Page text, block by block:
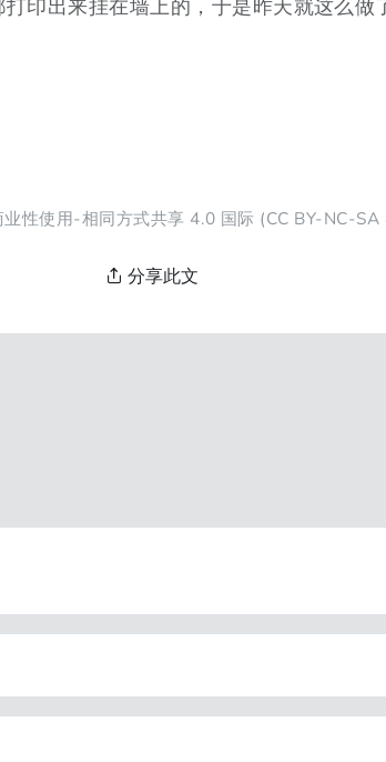
印出来挂在墙上的，于是昨天就这么做
性使用-相同方式共享 4.0 国际 (CC BY-NC-SA
分享此文